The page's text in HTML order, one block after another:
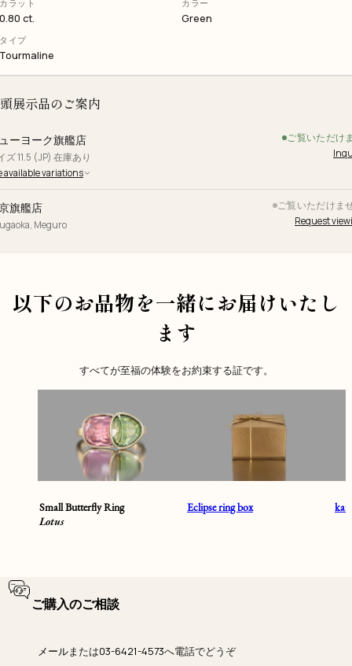
カラット
0.80 ct.
カラー
Green
タイプ
Tourmaline
展示品のご案内
ーヨーク旗艦店
ズ 11.5 (JP) 在庫あり
ご覧いただけ
available variations
旗艦店
Meguro
ご覧いただけま
Request
以下のお品物を一緒にお届けいたし
ます
すべてが至福の体験をお約束する証です。
Small Butterfly Ring
Lotus
Eclipse ring box
ご購入のご相談
メールまたは03-6421-4573へ電話でどうぞ